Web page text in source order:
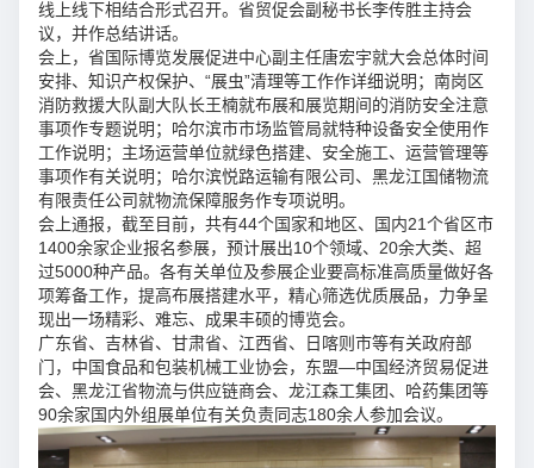
线上线下相结合形式召开。省贸促会副秘书长李传胜主持会
议，并作总结讲话。
会上，省国际博览发展促进中心副主任唐宏宇就大会总体时间
安排、知识产权保护、“展虫”清理等工作作详细说明；南岗区
消防救援大队副大队长王楠就布展和展览期间的消防安全注意
事项作专题说明；哈尔滨市市场监管局就特种设备安全使用作
工作说明；主场运营单位就绿色搭建、安全施工、运营管理等
事项作有关说明；哈尔滨悦路运输有限公司、黑龙江国储物流
有限责任公司就物流保障服务作专项说明。
会上通报，截至目前，共有44个国家和地区、国内21个省区市
1400余家企业报名参展，预计展出10个领域、20余大类、超
过5000种产品。各有关单位及参展企业要高标准高质量做好各
项筹备工作，提高布展搭建水平，精心筛选优质展品，力争呈
现出一场精彩、难忘、成果丰硕的博览会。
广东省、吉林省、甘肃省、江西省、日喀则市等有关政府部
门，中国食品和包装机械工业协会，东盟—中国经济贸易促进
会、黑龙江省物流与供应链商会、龙江森工集团、哈药集团等
90余家国内外组展单位有关负责同志180余人参加会议。